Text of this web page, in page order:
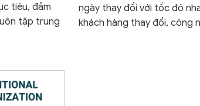
tiêu, đảm
tập trung
ngày thay đổi với tốc độ
khách hàng thay đổi, công